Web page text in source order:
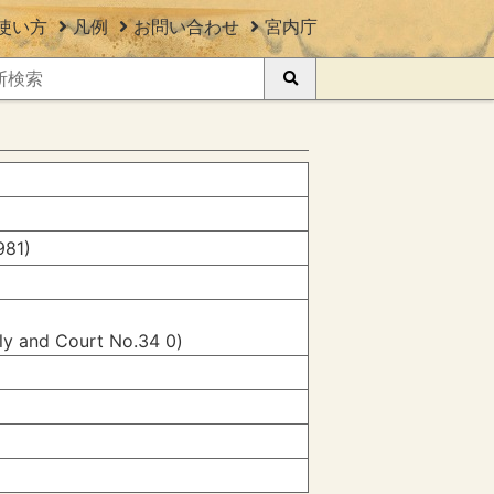
い方 凡例 お問い合わせ 宮内庁
and Court No.34 0)